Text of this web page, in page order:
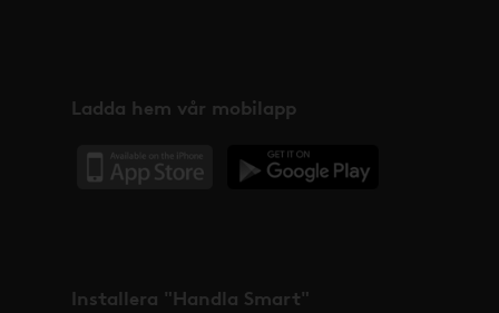
Ladda hem vår mobilapp
Installera "Handla Smart"